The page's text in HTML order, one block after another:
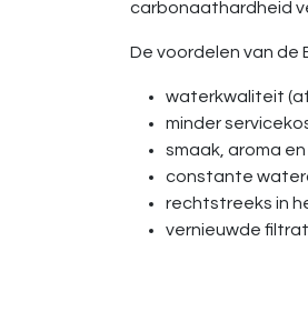
carbonaathardheid
De voordelen van de
waterkwaliteit
minder
smaak, aroma
constante
rechtstreeks in
vernieuwde